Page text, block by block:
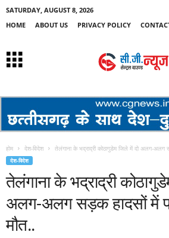
SATURDAY, AUGUST 8, 2026
HOME
ABOUT US PRIVACY POLICY
होम देश-विदेश तेलंगाना के भद्राद्री कोठागुडेम जिले में दो अलग-अलग
देश-विदेश
तेलंगाना के भद्राद्री
अलग-अलग सड़क हादसों में
मौत..